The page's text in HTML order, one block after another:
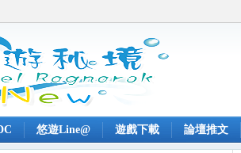
悠遊Line@ 遊戲下載 論壇推文